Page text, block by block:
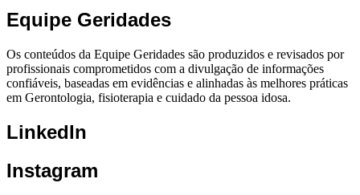
Equipe Geridades
Os conteúdos da Equipe Geridades são produzidos e revisados por
profissionais comprometidos com a divulgação de informações
confiáveis, baseadas em evidências e alinhadas às melhores práticas
em Gerontologia, fisioterapia e cuidado da pessoa idosa.
LinkedIn
Instagram